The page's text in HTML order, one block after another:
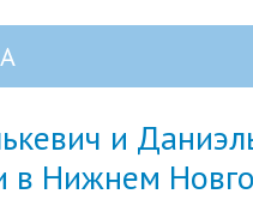
и
в Нижнем